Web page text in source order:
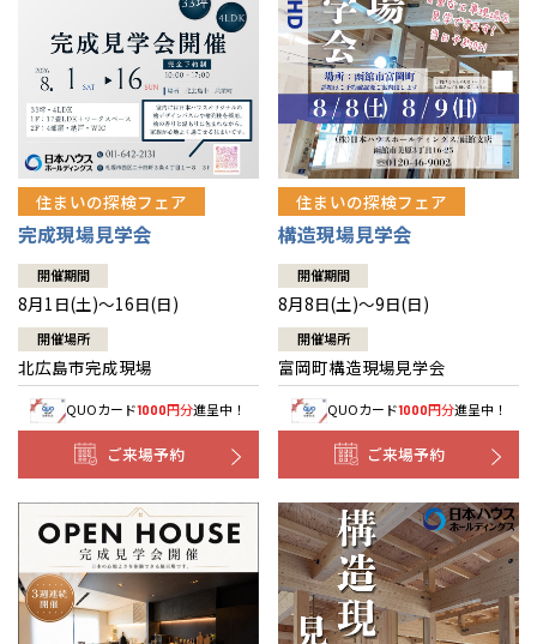
1メーターモジュール
冷暖房標準装備
24時間対応コールセンター
デザイン賞各種受賞
セントラルヒーティング
暮らし方提案
住まいのコラム
住まいのお手入れ集
介護保険利用で快適リフォーム
展示場案内
分譲マンション トップ
ワザックとは
高い信頼性
安心の管理体制
ギャラリー
会社情報
会社情報 トップ
ニュースリリース
代表ごあいさつ
企業理念
会社概要
事業部紹介
IR情報
木材調達指針
グループ会社紹介
お問い合わせ
会員サイト
住まいの探検フェア
完成現場見学会
開催期間
8月1日(土)～16日(日)
開催場所
北広島市完成現場
QUOカード1000円分進呈中！
ご来場予約
住まいの探検フェア
構造現場見学会
開催期間
8月8日(土)～9日(日)
開催場所
富岡町構造現場見学会
QUOカード1000円分進呈中！
ご来場予約